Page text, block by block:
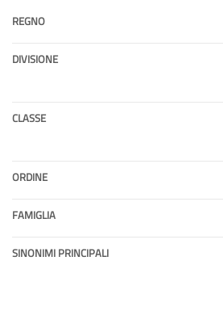
REGNO
DIVISIONE
CLASSE
ORDINE
FAMIGLIA
SINONIMI PRINCIPALI